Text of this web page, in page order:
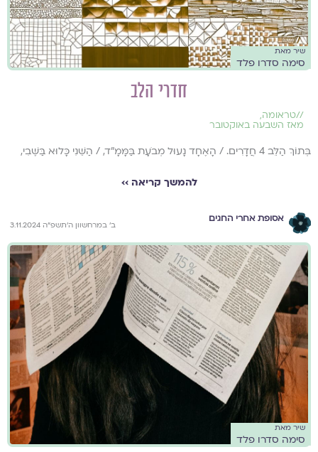
שיר מאת
סימה סדרו פלד
חדרי הלב
//טראומה,
מאז השבעה באוקטובר
בְּתוֹךְ הַלֵּב 4 חֲדָרִים. / הָאֶחָד נָעוּל מְבֹעָת בַּמָּמָ"ד, / הַשֵּׁנִי כָּלוּא בַּשֶּׁבִי,
להמשך קריאה ››
אסופת אחרי החגים
ב׳ במרחשוון ה׳תשפ״ה 3.11.2024
שיר מאת
סימה סדרו פלד